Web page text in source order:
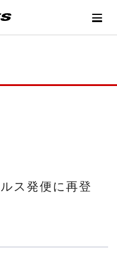
ス発便に再登